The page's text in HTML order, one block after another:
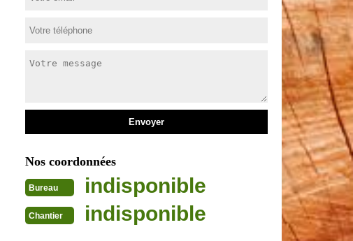
Nos coordonnées
Bureau indisponible
Chantier indisponible